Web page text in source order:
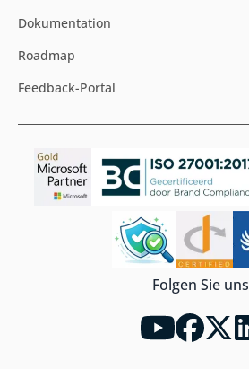
Dokumentation
Roadmap
Feedback-Portal
Folgen Sie uns